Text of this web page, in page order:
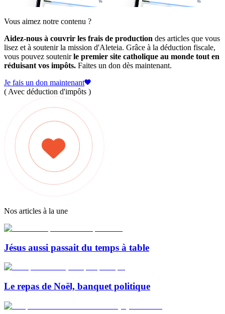
Vous aimez notre contenu ?
Aidez-nous à couvrir les frais de production des articles que vous
lisez et à soutenir la mission d'Aleteia. Grâce à la déduction fiscale,
vous pouvez soutenirle premier site catholique au monde tout en
réduisant vos impôts. Faites un don dès maintenant.
Je fais un don maintenant
( Avec déduction d'impôts )
Nos articles à la une
Jésus aussi passait du temps à table
Le repas de Noël, banquet politique